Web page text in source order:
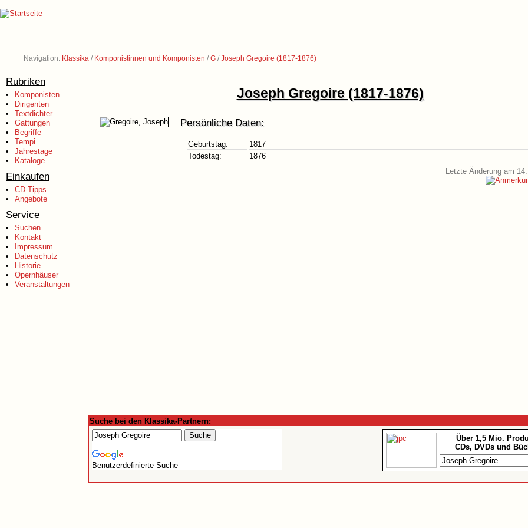
Navigation: Klassika / Komponistinnen und Komponisten /G /Joseph Gregoire (1817-1876)
Rubriken
Komponisten
Dirigenten
Textdichter
Gattungen
Begriffe
Tempi
Jahrestage
Kataloge
Einkaufen
CD-Tipps
Angebote
Service
Suchen
Kontakt
Impressum
Datenschutz
Historie
Opernhäuser
Veranstaltungen
Joseph Gregoire (1817-1876)
Persönliche Daten:
Geburtstag:
1817
Todestag:
1876
Letzte Änderung am
Suche bei den Klassika-Partnern:
Benutzerdefinierte Suche
Über 1,5 Mio.
CDs, DVDs und